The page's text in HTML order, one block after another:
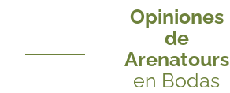
Opiniones
de
Arenatours
en Bodas